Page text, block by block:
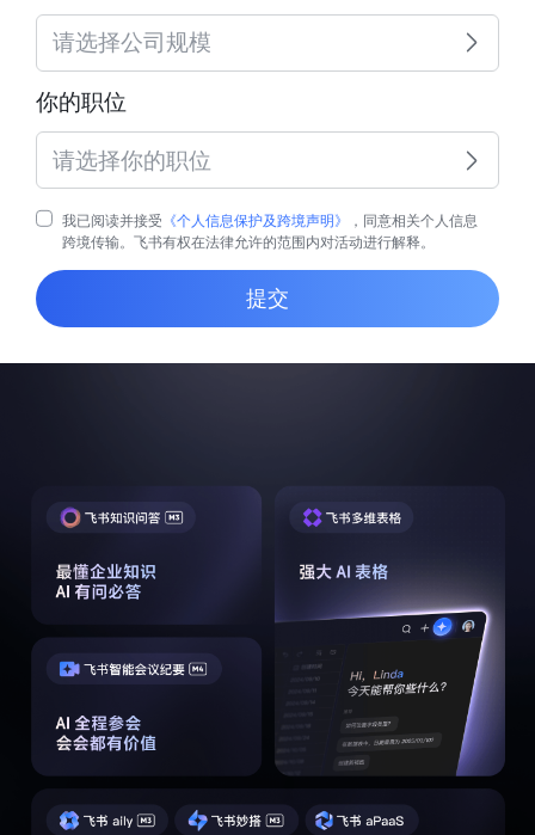
请选择公司规模
你的职位
请选择你的职位
我已阅读并接受 《个人信息保护及跨境声明》
，同意相关个人信息
跨境传输。飞书有权在法律允许的范围内对活动进行解释。
提交